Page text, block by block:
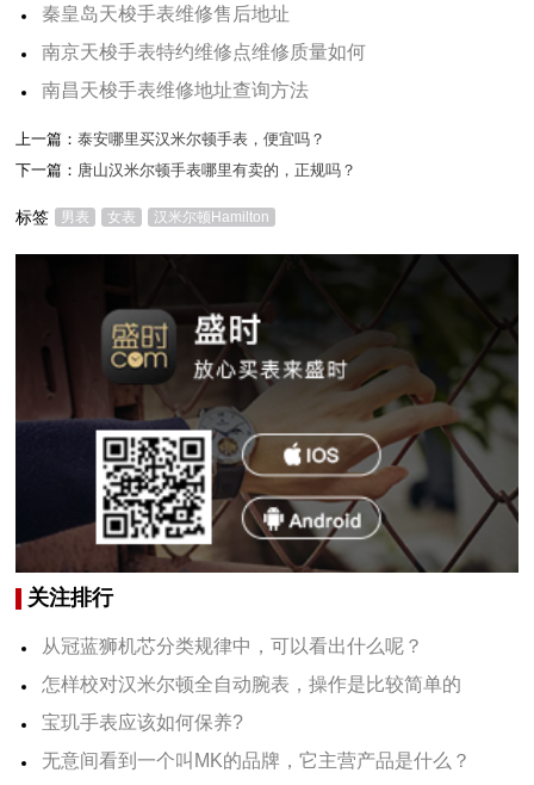
秦皇岛天梭手表维修售后地址
南京天梭手表特约维修点维修质量如何
南昌天梭手表维修地址查询方法
上一篇：泰安哪里买汉米尔顿手表，便宜吗？
下一篇： 唐山汉米尔顿手表哪里有卖的，正规吗？
标签 男表 女表 汉米尔顿Hamilton
关注排行
从冠蓝狮机芯分类规律中，可以看出什么呢？
怎样校对汉米尔顿全自动腕表，操作是比较简单的
宝玑手表应该如何保养?
无意间看到一个叫MK的品牌，它主营产品是什么？